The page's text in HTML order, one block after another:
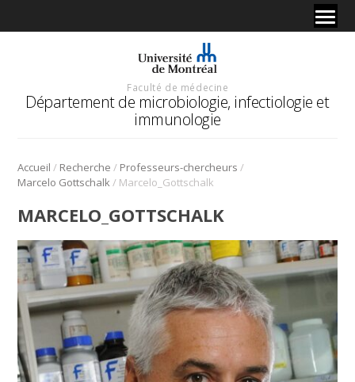
Faculté de médecine
Département de microbiologie, infectiologie et
immunologie
Accueil / Recherche / Professeurs-chercheurs /
Marcelo Gottschalk/ Marcelo_Gottschalk
MARCELO_GOTTSCHALK